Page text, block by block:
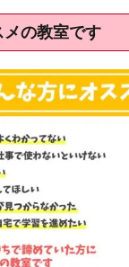
の教室です